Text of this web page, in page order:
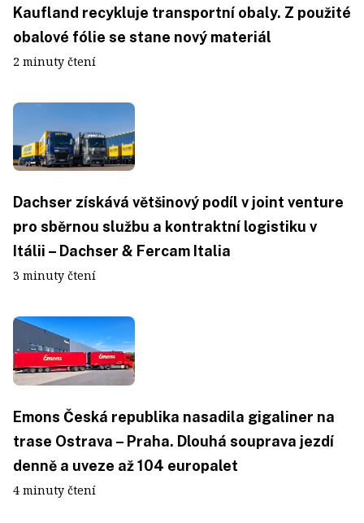
Kaufland recykluje transportní obaly. Z použité
obalové fólie se stane nový materiál
2 minuty čtení
Dachser získává většinový podíl v joint venture
pro sběrnou službu a kontraktní logistiku v
Itálii – Dachser & Fercam Italia
3 minuty čtení
Emons Česká republika nasadila gigaliner na
trase Ostrava – Praha. Dlouhá souprava jezdí
denně a uveze až 104 europalet
4 minuty čtení